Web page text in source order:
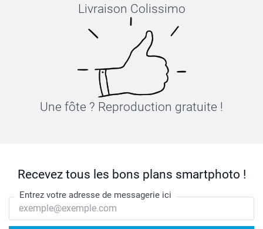
Livraison Colissimo
Une fôte ? Reproduction gratuite !
Recevez tous les bons plans smartphoto !
Entrez votre adresse de messagerie ici